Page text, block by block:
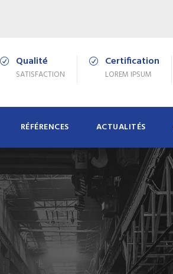
Qualité
SATISFACTION
Certification
LOREM IPSUM
RÉFÉRENCES ACTUALITÉS